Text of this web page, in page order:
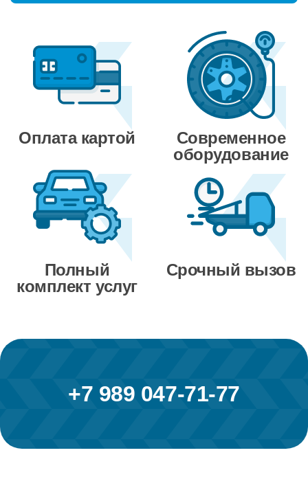
Оплата картой
Современное
оборудование
Полный
комплект услуг
Срочный вызов
+7 989 047-71-77